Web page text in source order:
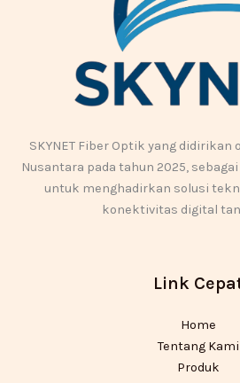
SKYNET Fiber Optik yang didirikan
Nusantara pada tahun 2025,
untuk menghadirkan solusi
konektivitas digital
Link
Home
Tentang Kami
Produk